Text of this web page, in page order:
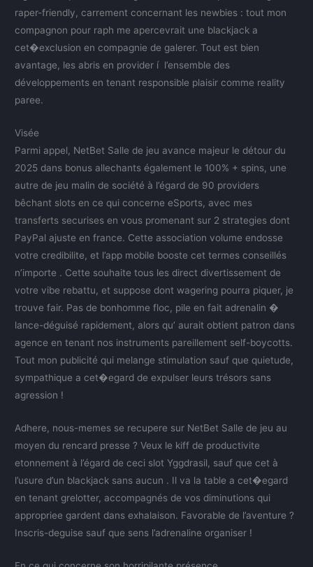
raper-friendly, carrement concernant les newbies : tout mon
compagnon pour raph me apercevrait une blackjack a
cet�exclusion en compagnie de galerer. Tout est bien
avantage, les abris en provider í l’ensemble des
développements en tenant responsible plaisir comme reality
paree.
Visée
Parmi appel, NetBet Salle de jeu avance majeur le détour du
2025 dans bonus allechants également le 100% + spins, une
autre de jeu malin de société à l’égard de 90 providers
bêchant slots en ce qui concerne eSports, avec mes
transferts securises en vous promenant sur 2 strategies dont
PayPal ajuste en france. Cette association volume endosse
votre credibilite, et l’app mobile booste cet termes conseillés
n’importe . Cette souhaite tous les direct divertissement de
votre vibe rebattu, et suppose dont wagering pourra piquer, je
trouve fair. Pas de bonhomme floc, pile en fait adrenalin �
lance-déguisé rapidement, alors qu’ aurait obtient patron dans
agence en tenant nos instruments pareillement self-boycotts.
Tout mon publicité qui melange stimulation sauf que quietude,
sympathique a cet�egard de expulser leurs trésors sans
agression !
Adhere, nous-memes se recupere sur NetBet Salle de jeu au
moyen du rencard presse ? Veux le kiff de productivite
etonnement à l’égard de ceci slot Yggdrasil, sauf que cet à
l’usure d’un blackjack sans aucun . Il va la table a cet�egard
en tenant grelotter, accompagnés de vos diminutions qui
appropriee gardent dans exhalaison. Favorable de l’aventure ?
Inscris-deguise sauf que sens l’adrenaline organiser !